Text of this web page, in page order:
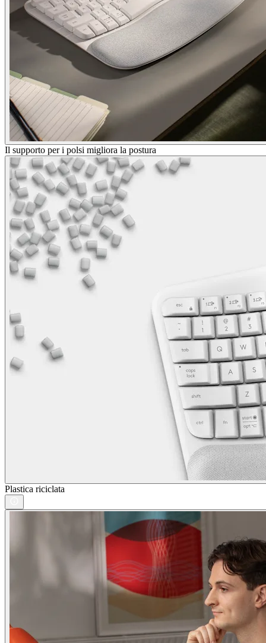
Il supporto per i polsi migliora la postura
Plastica riciclata